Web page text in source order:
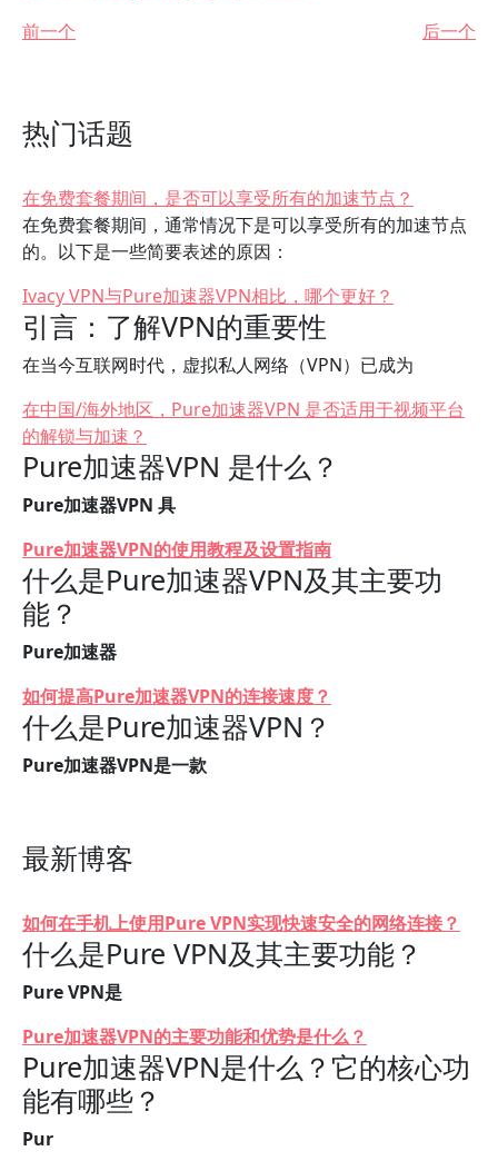
前一个
后一个
热门话题
在免费套餐期间，是否可以享受所有的加速节点？
在免费套餐期间，通常情况下是可以享受所有的加速节点
的。以下是一些简要表述的原因：
Ivacy VPN与Pure加速器VPN相比，哪个更好？
引言：了解VPN的重要性
在当今互联网时代，虚拟私人网络（VPN）已成为
在中国/海外地区，Pure加速器VPN 是否适用于视频平台
的解锁与加速？
Pure加速器VPN 是什么？
Pure加速器VPN 具
Pure加速器VPN的使用教程及设置指南
什么是Pure加速器VPN及其主要功
能？
Pure加速器
如何提高Pure加速器VPN的连接速度？
什么是Pure加速器VPN？
Pure加速器VPN是一款
最新博客
如何在手机上使用Pure VPN实现快速安全的网络连接？
什么是Pure VPN及其主要功能？
Pure VPN是
Pure加速器VPN的主要功能和优势是什么？
Pure加速器VPN是什么？它的核心功
能有哪些？
Pur